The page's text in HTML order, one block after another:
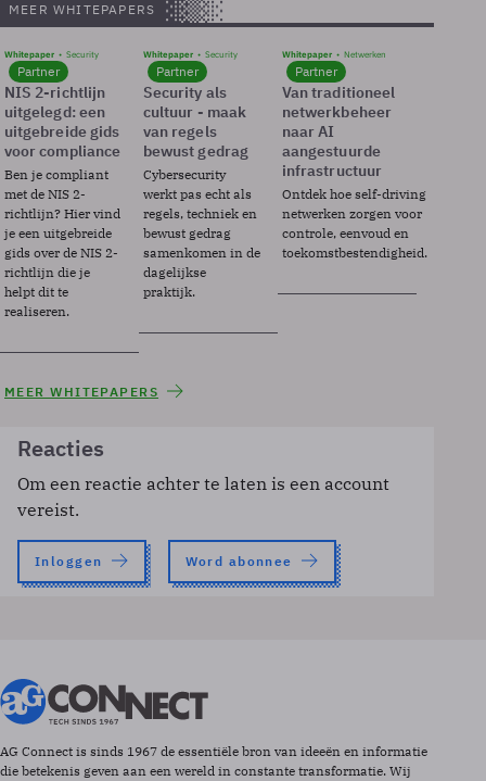
MEER WHITEPAPERS
Whitepaper Security
Partner
NIS 2-richtlijn
uitgelegd: een
uitgebreide gids
voor compliance
Ben je compliant
met de NIS 2-
richtlijn? Hier vind
je een uitgebreide
gids over de NIS 2-
richtlijn die je
helpt dit te
realiseren.
Whitepaper Security
Partner
Security als
cultuur - maak
van regels
bewust gedrag
Cybersecurity
werkt pas echt als
regels, techniek en
bewust gedrag
samenkomen in de
dagelijkse
praktijk.
Whitepaper Netwerken
Partner
Van traditioneel
netwerkbeheer
naar AI
aangestuurde
infrastructuur
Ontdek hoe self-driving
netwerken zorgen voor
controle, eenvoud en
toekomstbestendigheid.
MEER WHITEPAPERS
Reacties
Om een reactie achter te laten is een account
vereist.
Inloggen Word abonnee
AG Connect is sinds 1967 de essentiële bron van ideeën en informatie
die betekenis geven aan een wereld in constante transformatie. Wij